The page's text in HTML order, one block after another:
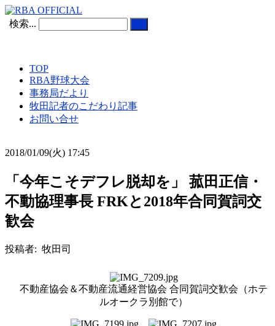
検索...
TOP
RBA野球大会
事務局だより
牧田記者のこだわり記事
お問い合せ
2018/01/09(火) 17:45
「今年こそデフレ脱却を」 菰田正信・
不動協理事長 FRKと2018年合同賀詞交
歓会
投稿者: 牧田司
不動産協会＆不動産流通経営協会 合同賀詞交歓会（ホテ
ルオークラ別館で）